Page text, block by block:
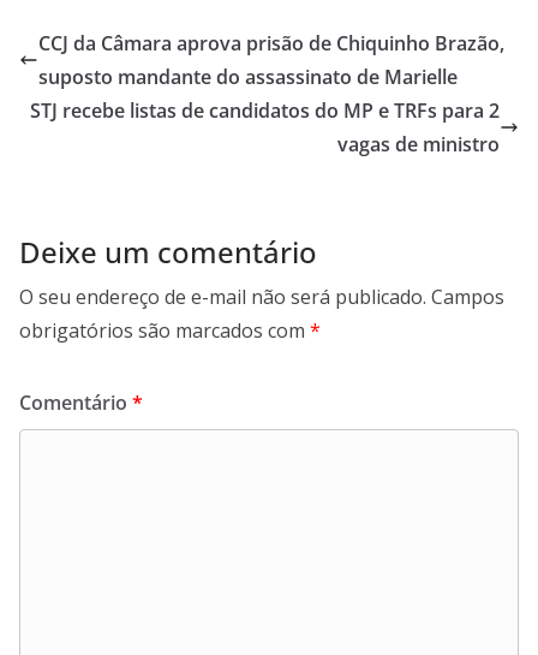
s
A
p
er b
o
o
gr
a
m
l l e
CCJ da Câmara aprova prisão de Chiquinho Brazão,
suposto mandante do assassinato de Marielle
STJ recebe listas de candidatos do MP e TRFs para 2
vagas de ministro
Deixe um comentário
O seu endereço de e-mail não será publicado. Campos
obrigatórios são marcados com *
Comentário *